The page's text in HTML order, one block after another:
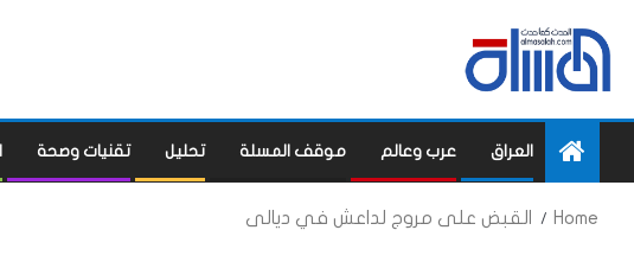
العراق عرب وعالم موقف المسلة تحليل تقنيات وصحة
Home القبض على مروج لداعش في ديالى